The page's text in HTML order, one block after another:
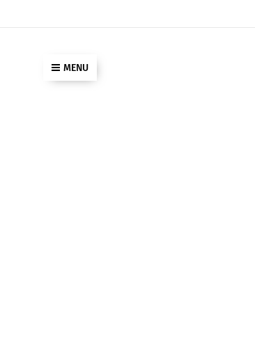
MENU